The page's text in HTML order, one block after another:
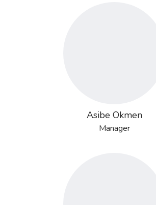
Asibe Okmen
Manager